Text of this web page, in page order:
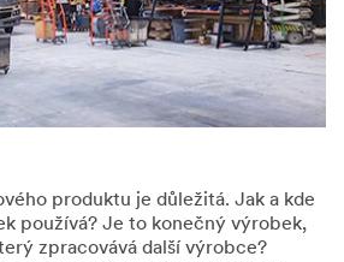
produktu je důležitá. Jak a kde
používá? Je to konečný výrobek,
zpracovává další výrobce?